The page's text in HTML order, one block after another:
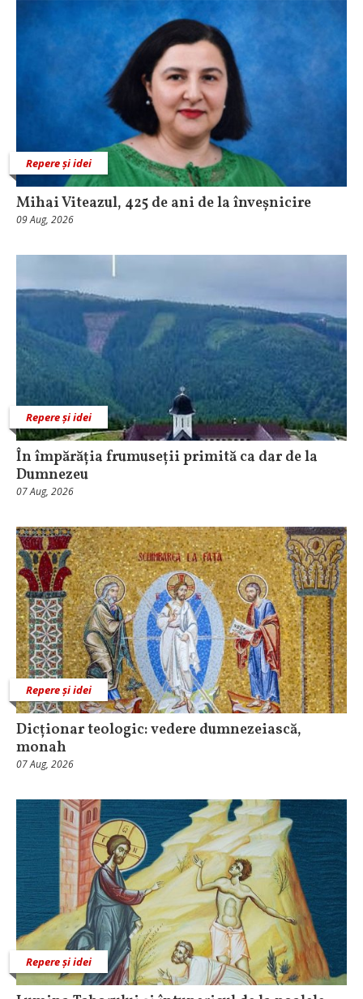
Repere și idei
Mihai Viteazul, 425 de ani de la înveșnicire
09 Aug, 2026
Repere și idei
În împărăția frumuseții primită ca dar de la
Dumnezeu
07 Aug, 2026
Repere și idei
Dicționar teologic: vedere dumnezeiască,
monah
07 Aug, 2026
Repere și idei